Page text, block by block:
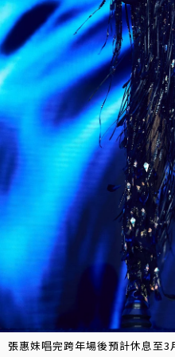
張惠妹唱完跨年場後預計休息至3